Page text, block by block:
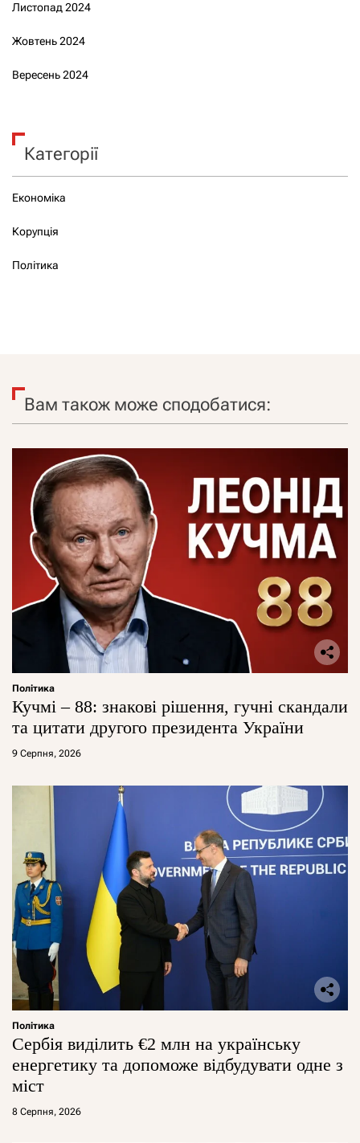
Листопад 2024
Жовтень 2024
Вересень 2024
Категорії
Економіка
Корупція
Політика
Вам також може сподобатися:
Політика
Кучмі – 88: знакові рішення, гучні скандали
та цитати другого президента України
9 Серпня, 2026
Політика
Сербія виділить €2 млн на українську
енергетику та допоможе відбудувати одне з
міст
8 Серпня, 2026